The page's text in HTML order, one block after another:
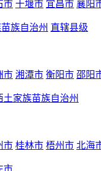
市 十堰市 宜昌市 襄阳
族自治州 直辖县级
市 湘潭市 衡阳市 邵阳
土家族苗族自治州
市 桂林市 梧州市 北海
市